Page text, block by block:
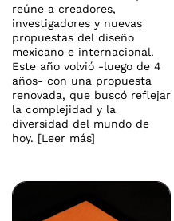
reúne a creadores,
investigadores y nuevas
propuestas del diseño
mexicano e internacional.
Este año volvió -luego de 4
años- con una propuesta
renovada, que buscó reflejar
la complejidad y la
diversidad del mundo de
hoy. [Leer más]